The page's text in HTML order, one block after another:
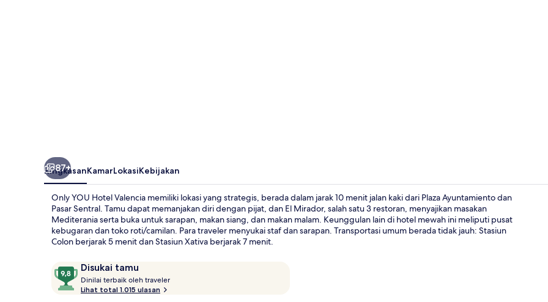
Smart TV
87+
RingkasanKamarLokasiKebijakan
Only YOU Hotel Valencia memiliki lokasi yang strategis, berada dalam jarak 10 menit jalan kaki dari Plaza Ayuntamiento dan
Pasar Sentral. Tamu dapat memanjakan diri dengan pijat, dan El Mirador, salah satu 3 restoran, menyajikan masakan
Mediterania serta buka untuk sarapan, makan siang, dan makan malam. Keunggulan lain di hotel mewah ini meliputi pusat
kebugaran dan toko roti/camilan. Para traveler menyukai staf dan sarapan. Transportasi umum berada tidak jauh: Stasiun
Colon berjarak 5 menit dan Stasiun Xativa berjarak 7 menit.
Ulasan Disukai tamu
9,8
dari
10,
Dinilai terbaik oleh traveler
Lihat total 1.015 ulasan